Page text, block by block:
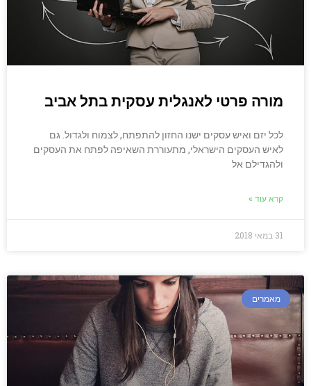
מורה פרטי לאנגלית עסקית בתל אביב
לכל יזם ואיש עסקים ישנו החזון להתפתח, לצמוח ולגדול. גם
לאיש העסקים הישראלי, מתעוררת השאיפה לפתח את העסקים
ולהגדילם אל
קרא עוד »
31 במאי 2018
מאמרים